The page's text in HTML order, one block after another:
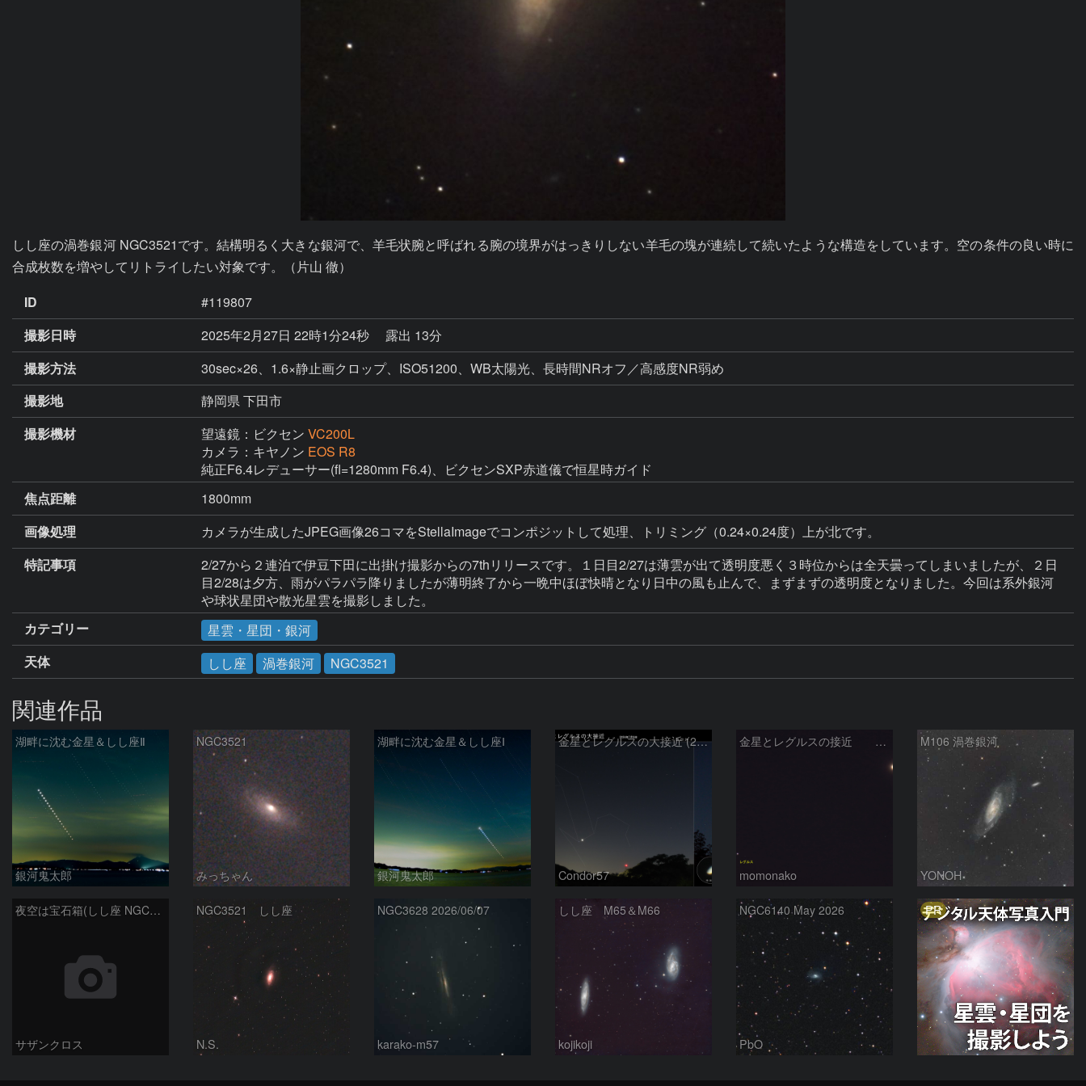
しし座の渦巻銀河 NGC3521です。結構明るく大きな銀河で、羊毛状腕と呼ばれる腕の境界がはっきりしない羊毛の塊が連続して続いたような構造をしています。空の条件の良い時に
合成枚数を増やしてリトライしたい対象です。（片山 徹）
ID
#119807
撮影日時
2025年2月27日 22時1分24秒
露出 13分
撮影方法
30sec×26、1.6×静止画クロップ、ISO51200、WB太陽光、長時間NRオフ／高感度NR弱め
撮影地
静岡県 下田市
撮影機材
望遠鏡：ビクセン VC200L
カメラ：キヤノン EOS R8
純正F6.4レデューサー(fl=1280mm F6.4)、ビクセンSXP赤道儀で恒星時ガイド
焦点距離
1800mm
画像処理
カメラが生成したJPEG画像26コマをStellaImageでコンポジットして処理、トリミング（0.24×0.24度）上が北です。
特記事項
2/27から２連泊で伊豆下田に出掛け撮影からの7thリリースです。１日目2/27は薄雲が出て透明度悪く３時位からは全天曇ってしまいましたが、２日
目2/28は夕方、雨がパラパラ降りましたが薄明終了から一晩中ほぼ快晴となり日中の風も止んで、まずまずの透明度となりました。今回は系外銀河
や球状星団や散光星雲を撮影しました。
カテゴリー
星雲・星団・銀河
天体
しし座 渦巻銀河 NGC3521
関連作品
湖畔に沈む金星＆しし座Ⅱ
銀河鬼太郎
NGC3521
みっちゃん
湖畔に沈む金星＆しし座Ⅰ
銀河鬼太郎
金星とレグルスの大接近 (2026/07/09)
Condor57
金星とレグルスの接近 260709
momonako
M106 渦巻銀河
YONOH
夜空は宝石箱(しし座 NGC2903) Seestar50
サザンクロス
NGC3521 しし座
N.S.
NGC3628 2026/06/07
karako-m57
しし座 M65＆M66
kojikoji
NGC6140 May 2026
PbO
PR